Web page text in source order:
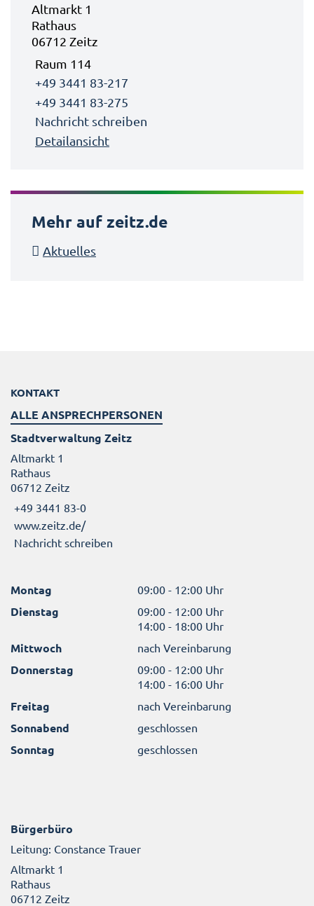
Altmarkt 1
Rathaus
06712 Zeitz
Raum 114
+49 3441 83-217
+49 3441 83-275
Nachricht schreiben
Detailansicht
Mehr auf zeitz.de
Aktuelles
KONTAKT
ALLE ANSPRECHPERSONEN
Stadtverwaltung Zeitz
Altmarkt 1
Rathaus
06712 Zeitz
+49 3441 83-0
www.zeitz.de/
Nachricht schreiben
Montag 09:00 - 12:00 Uhr
Dienstag
09:00 - 12:00 Uhr
14:00 - 18:00 Uhr
Mittwoch nach Vereinbarung
Donnerstag
09:00 - 12:00 Uhr
14:00 - 16:00 Uhr
Freitag nach Vereinbarung
Sonnabend geschlossen
Sonntag geschlossen
Bürgerbüro
Leitung: Constance Trauer
Altmarkt 1
Rathaus
06712 Zeitz